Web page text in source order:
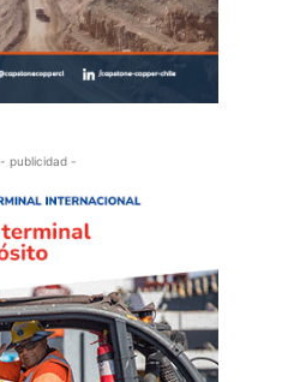
- publicidad -